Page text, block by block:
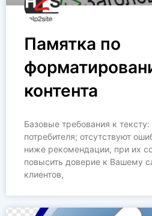
Памятка по
контента
Базовые требования к
потребителя; отсутствуют
ниже рекомендации, при их
повысить доверие к Вашему
клиентов,